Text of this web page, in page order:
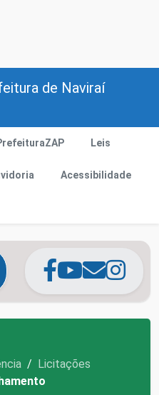
de Naviraí
Leis
Acessibilidade
Licitações